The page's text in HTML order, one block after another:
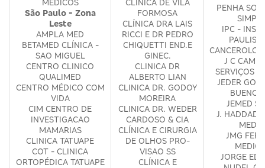
MÉDICOS
São Paulo - Zona
Leste
AMPLA MED
BETAMED CLÍNICA -
SAO MIGUEL
CENTRO CLINICO
QUALIMED
CENTRO MÉDICO COM
VIDA
CIM CENTRO DE
INVESTIGACAO
MAMARIAS
CLINICA TATUAPE
COT - CLINICA
ORTOPÉDICA TATUAPE
CLINICA DE VILA
FORMOSA
CLÍNICA DRA LAIS
RICCI E DR PEDRO
CHIQUETTI END.E
GINEC.
CLINICA DR
ALBERTO LIAN
CLINICA DR. GODOY
MOREIRA
CLINICA DR. WEDER
CARDOSO & CIA
CLÍNICA E CIRURGIA
DE OLHOS PRO-
VISAO SS
CLÍNICA E
PENHA
IPC -
J C
SERVIÇOS
JEDER
BUENO
JEMED
J. HADDAD
JMG
JORGE